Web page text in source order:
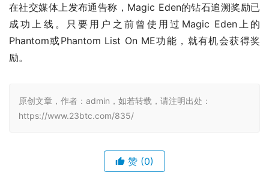
在社交媒体上发布通告称，Magic Eden的钻石追溯奖励已
成功上线。只要用户之前曾使用过Magic Eden上的
Phantom或Phantom List On ME功能，就有机会获得奖
励。
原创文章，作者：admin，如若转载，请注明出处：
https://www.23btc.com/835/
赞 (0)